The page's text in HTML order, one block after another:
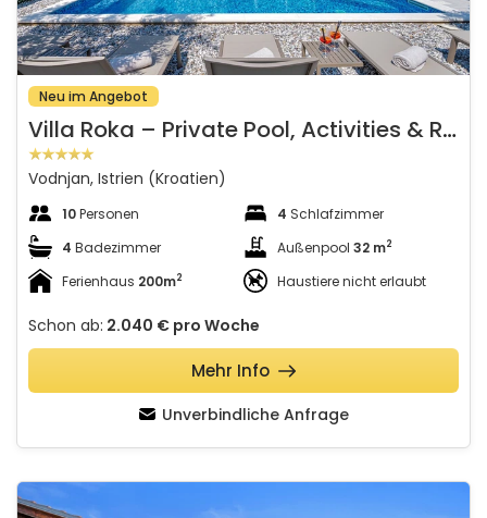
Neu im Angebot
V
illa Roka – Private Pool, Activities & Rooftop Jacuzzi with Sea View
Vodnjan, Istrien (Kroatien)
10Personen 4 Schlafzimmer
4 Badezimmer Außenpool 32 m2
Ferienhaus 200m2 Haustiere nicht erlaubt
Schon ab: 2.040 € pro Woche
Unverbindliche Anfrage
Mehr Info
Villa MilaMar